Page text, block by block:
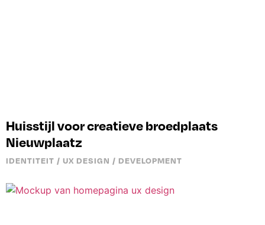
Huisstijl voor creatieve broedplaats
Nieuwplaatz
IDENTITEIT / UX DESIGN / DEVELOPMENT